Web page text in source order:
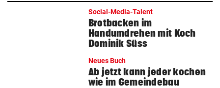
Social-Media-Talent
Brotbacken im
Handumdrehen mit Koch
Dominik Süss
Neues Buch
Ab jetzt kann jeder kochen
wie im Gemeindebau